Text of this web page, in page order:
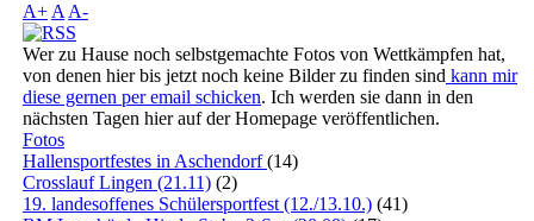
A+ A A-
Wer zu Hause noch selbstgemachte Fotos von Wettkämpfen hat,
von denen hier bis jetzt noch keine Bilder zu finden sind kann mir
diese gernen per email schicken. Ich werden sie dann in den
nächsten Tagen hier auf der Homepage veröffentlichen.
Fotos
Hallensportfestes in Aschendorf(14)
Crosslauf Lingen (21.11) (2)
19. landesoffenes Schülersportfest (12./13.10.) (41)